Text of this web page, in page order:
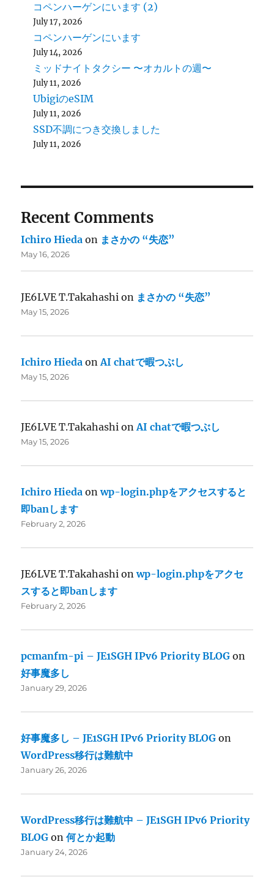
コペンハーゲンにいます (2)
July 17, 2026
コペンハーゲンにいます
July 14, 2026
ミッドナイトタクシー 〜オカルトの週〜
July 11, 2026
UbigiのeSIM
July 11, 2026
SSD不調につき交換しました
July 11, 2026
Recent Comments
Ichiro Hieda on まさかの “失恋”
May 16, 2026
JE6LVE T.Takahashi on まさかの “失恋”
May 15, 2026
Ichiro Hieda onAI chatで暇つぶし
May 15, 2026
JE6LVE T.Takahashi onAI chatで暇つぶし
May 15, 2026
Ichiro Hieda onwp-login.phpをアクセスすると
即banします
February 2, 2026
JE6LVE T.Takahashi onwp-login.phpをアクセ
スすると即banします
February 2, 2026
pcmanfm-pi – JE1SGH IPv6 Priority BLOG on
好事魔多し
January 29, 2026
好事魔多し – JE1SGH IPv6 Priority BLOG on
WordPress移行は難航中
January 26, 2026
WordPress移行は難航中 – JE1SGH IPv6 Priority
BLOG on何とか起動
January 24, 2026